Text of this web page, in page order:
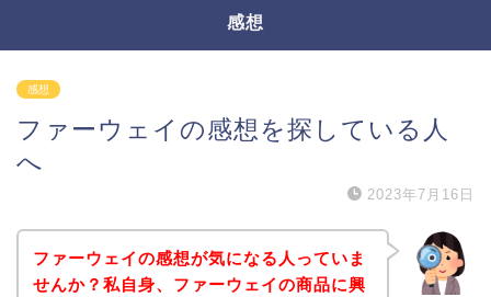
感想
感想
ファーウェイの感想を探している人
へ
2023年7月16日
ファーウェイの感想が気になる人っていま
せんか？私自身、ファーウェイの商品に興